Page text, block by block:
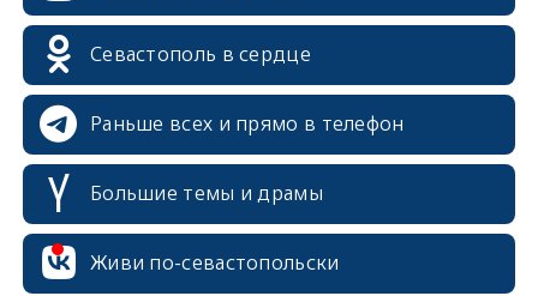
Севастополь в сердце
Раньше всех и прямо в телефон
Большие темы и драмы
Живи по-севастопольски